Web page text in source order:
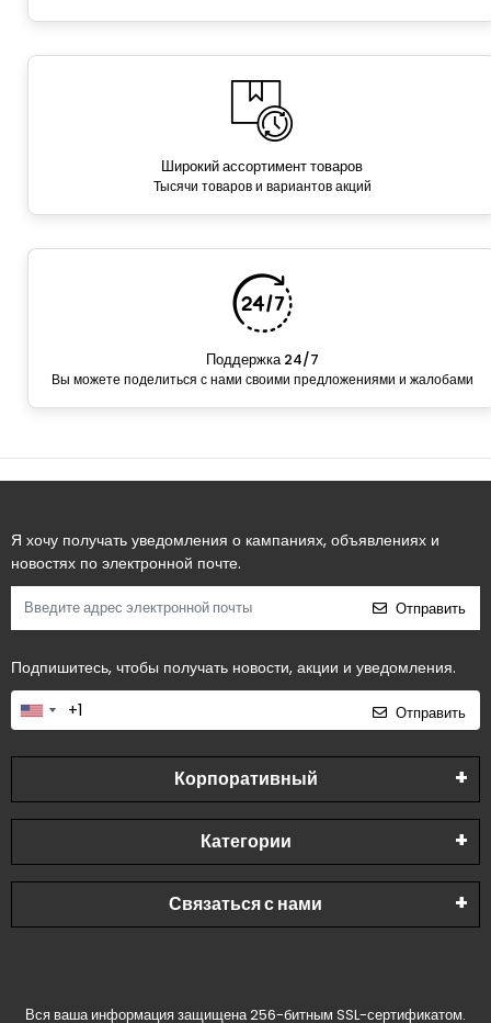
Широкий ассортимент товаров
Тысячи товаров и вариантов акций
Поддержка 24/7
Вы можете поделиться с нами своими предложениями и жалобами
Я хочу получать уведомления о кампаниях, объявлениях и
новостях по электронной почте.
Отправить
Подпишитесь, чтобы получать новости, акции и уведомления.
Отправить
Корпоративный
Категории
Связаться с нами
Вся ваша информация защищена 256-битным SSL-сертификатом.